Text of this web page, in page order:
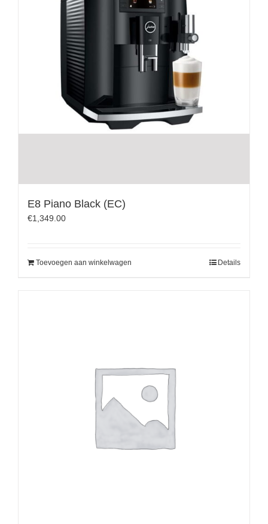
E8 Piano Black (EC)
€1,349.00
Toevoegen aan winkelwagen Details